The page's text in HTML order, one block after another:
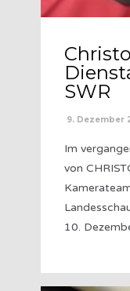
SWR
9. Dezember
Im
von
10.